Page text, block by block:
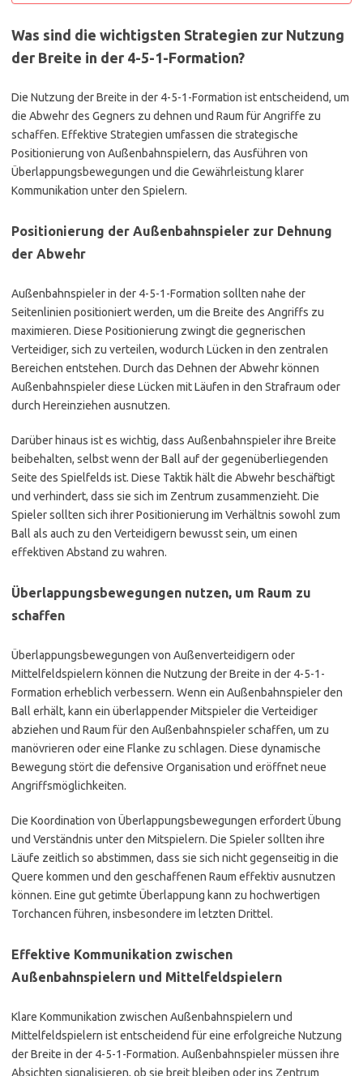
Was sind die wichtigsten Strategien zur Nutzung
der Breite in der 4-5-1-Formation?
Die Nutzung der Breite in der 4-5-1-Formation ist entscheidend, um
die Abwehr des Gegners zu dehnen und Raum für Angriffe zu
schaffen. Effektive Strategien umfassen die strategische
Positionierung von Außenbahnspielern, das Ausführen von
Überlappungsbewegungen und die Gewährleistung klarer
Kommunikation unter den Spielern.
Positionierung der Außenbahnspieler zur Dehnung
der Abwehr
Außenbahnspieler in der 4-5-1-Formation sollten nahe der
Seitenlinien positioniert werden, um die Breite des Angriffs zu
maximieren. Diese Positionierung zwingt die gegnerischen
Verteidiger, sich zu verteilen, wodurch Lücken in den zentralen
Bereichen entstehen. Durch das Dehnen der Abwehr können
Außenbahnspieler diese Lücken mit Läufen in den Strafraum oder
durch Hereinziehen ausnutzen.
Darüber hinaus ist es wichtig, dass Außenbahnspieler ihre Breite
beibehalten, selbst wenn der Ball auf der gegenüberliegenden
Seite des Spielfelds ist. Diese Taktik hält die Abwehr beschäftigt
und verhindert, dass sie sich im Zentrum zusammenzieht. Die
Spieler sollten sich ihrer Positionierung im Verhältnis sowohl zum
Ball als auch zu den Verteidigern bewusst sein, um einen
effektiven Abstand zu wahren.
Überlappungsbewegungen nutzen, um Raum zu
schaffen
Überlappungsbewegungen von Außenverteidigern oder
Mittelfeldspielern können die Nutzung der Breite in der 4-5-1-
Formation erheblich verbessern. Wenn ein Außenbahnspieler den
Ball erhält, kann ein überlappender Mitspieler die Verteidiger
abziehen und Raum für den Außenbahnspieler schaffen, um zu
manövrieren oder eine Flanke zu schlagen. Diese dynamische
Bewegung stört die defensive Organisation und eröffnet neue
Angriffsmöglichkeiten.
Die Koordination von Überlappungsbewegungen erfordert Übung
und Verständnis unter den Mitspielern. Die Spieler sollten ihre
Läufe zeitlich so abstimmen, dass sie sich nicht gegenseitig in die
Quere kommen und den geschaffenen Raum effektiv ausnutzen
können. Eine gut getimte Überlappung kann zu hochwertigen
Torchancen führen, insbesondere im letzten Drittel.
Effektive Kommunikation zwischen
Außenbahnspielern und Mittelfeldspielern
Klare Kommunikation zwischen Außenbahnspielern und
Mittelfeldspielern ist entscheidend für eine erfolgreiche Nutzung
der Breite in der 4-5-1-Formation. Außenbahnspieler müssen ihre
Absichten signalisieren, ob sie breit bleiben oder ins Zentrum